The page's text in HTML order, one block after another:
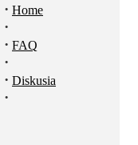
· Home
·
· FAQ
·
· Diskusia
·